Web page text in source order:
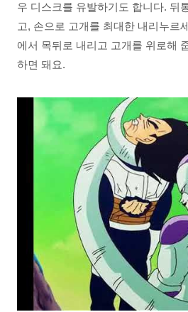
우 디스크를 유발하기도 합니다. 뒤
고, 손으로 고개를 최대한 내리누르
에서 목뒤로 내리고 고개를 위로해
하면 돼요.